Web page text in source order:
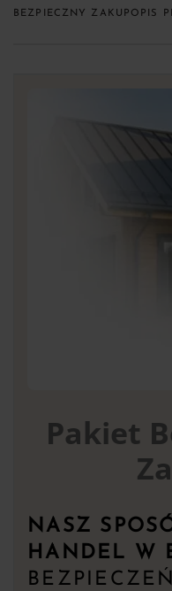
BEZPIECZNY ZAKUP OPIS
Pakiet
NASZ
HANDEL W